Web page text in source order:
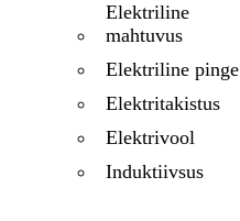
Elektriline
mahtuvus
Elektriline pinge
Elektritakistus
Elektrivool
Induktiivsus